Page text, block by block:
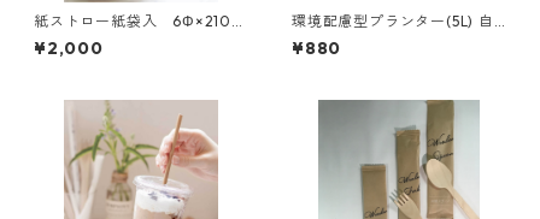
紙ストロー紙袋入 6Φ×210
500本入
¥2,000
環境配慮型プランター(5L) 自
由研究にオススメ 3個
¥880